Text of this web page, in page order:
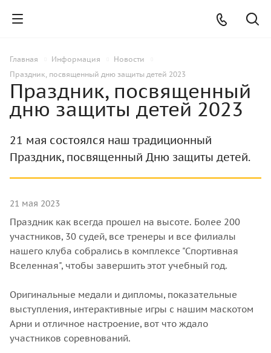
Главная Информация
Новости
Праздник, посвященный дню защиты детей 2023
Праздник, посвященный
дню защиты детей 2023
21 мая состоялся наш традиционный
Праздник, посвященный Дню защиты детей.
21 мая 2023
Праздник как всегда прошел на высоте. Более 200
участников, 30 судей, все тренеры и все филиалы
нашего клуба собрались в комплексе "Спортивная
Вселенная", чтобы завершить этот учебный год.
Оригинальные медали и дипломы, показательные
выступления, интерактивные игры с нашим маскотом
Арни и отличное настроение, вот что ждало
участников соревнований.